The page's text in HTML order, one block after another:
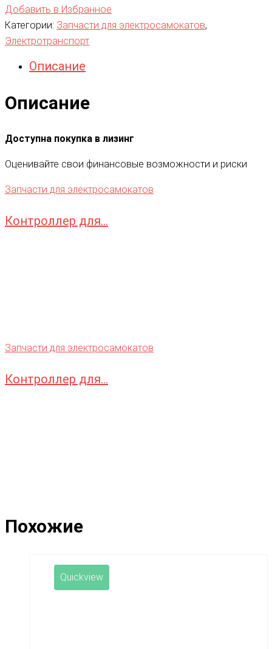
Добавить в Избранное
Категории: Запчасти для электросамокатов,
Электротранспорт
Описание
Описание
Доступна покупка в лизинг
Оценивайте свои финансовые возможности и риски
Запчасти для электросамокатов
Контроллер для...
Запчасти для электросамокатов
Контроллер для...
Похожие
Quickview